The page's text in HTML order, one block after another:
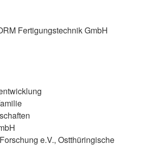
Fertigungstechnik GmbH
e.V., Ostthüringische